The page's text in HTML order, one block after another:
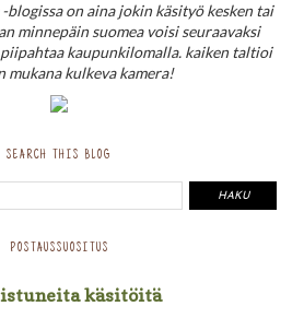
blogissa on aina jokin käsityö kesken tai
minnepäin suomea voisi seuraavaksi
kaupunkilomalla. kaiken taltioi
mukana kulkeva kamera!
SEARCH THIS BLOG
POSTAUSSUOSITUS
käsitöitä